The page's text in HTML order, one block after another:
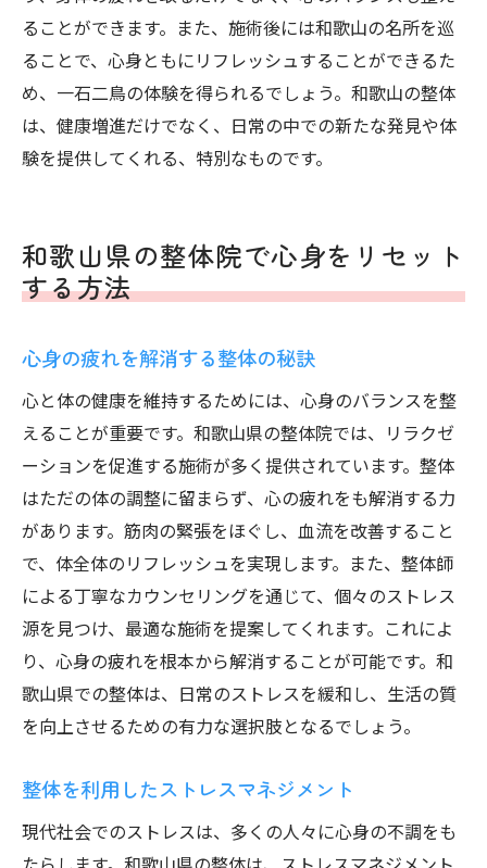
ることができます。また、施術後には和歌山の名所を巡
ることで、心身ともにリフレッシュすることができるた
め、一石二鳥の体験を得られるでしょう。和歌山の整体
は、健康増進だけでなく、日常の中での新たな発見や体
験を提供してくれる、特別なものです。
和歌山県の整体院で心身をリセット
する方法
心身の疲れを解消する整体の秘訣
心と体の健康を維持するためには、心身のバランスを整
えることが重要です。和歌山県の整体院では、リラクゼ
ーションを促進する施術が多く提供されています。整体
はただの体の調整に留まらず、心の疲れをも解消する力
があります。筋肉の緊張をほぐし、血流を改善すること
で、体全体のリフレッシュを実現します。また、整体師
による丁寧なカウンセリングを通じて、個々のストレス
源を見つけ、最適な施術を提案してくれます。これによ
り、心身の疲れを根本から解消することが可能です。和
歌山県での整体は、日常のストレスを緩和し、生活の質
を向上させるための有力な選択肢となるでしょう。
整体を利用したストレスマネジメント
現代社会でのストレスは、多くの人々に心身の不調をも